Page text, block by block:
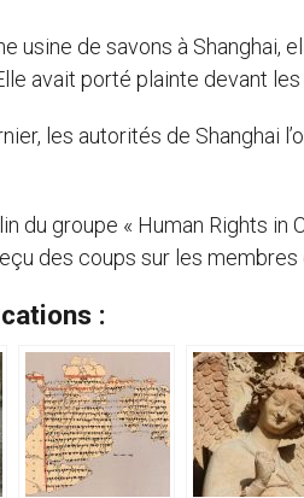
usine de savons à Shanghai,
avait porté plainte devant les
les autorités de Shanghai
du groupe « Human Rights in
des coups sur les membres
: